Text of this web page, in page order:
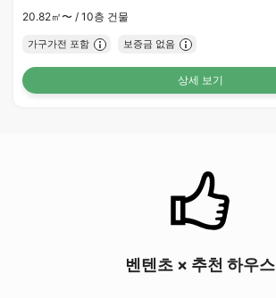
20.82㎡〜 / 10층 건물
가구가전 포함 보증금 없음
상세 보기
벤텐초 × 추천 하우스